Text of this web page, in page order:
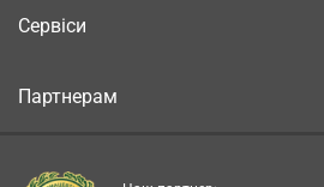
Сервіси
Партнерам